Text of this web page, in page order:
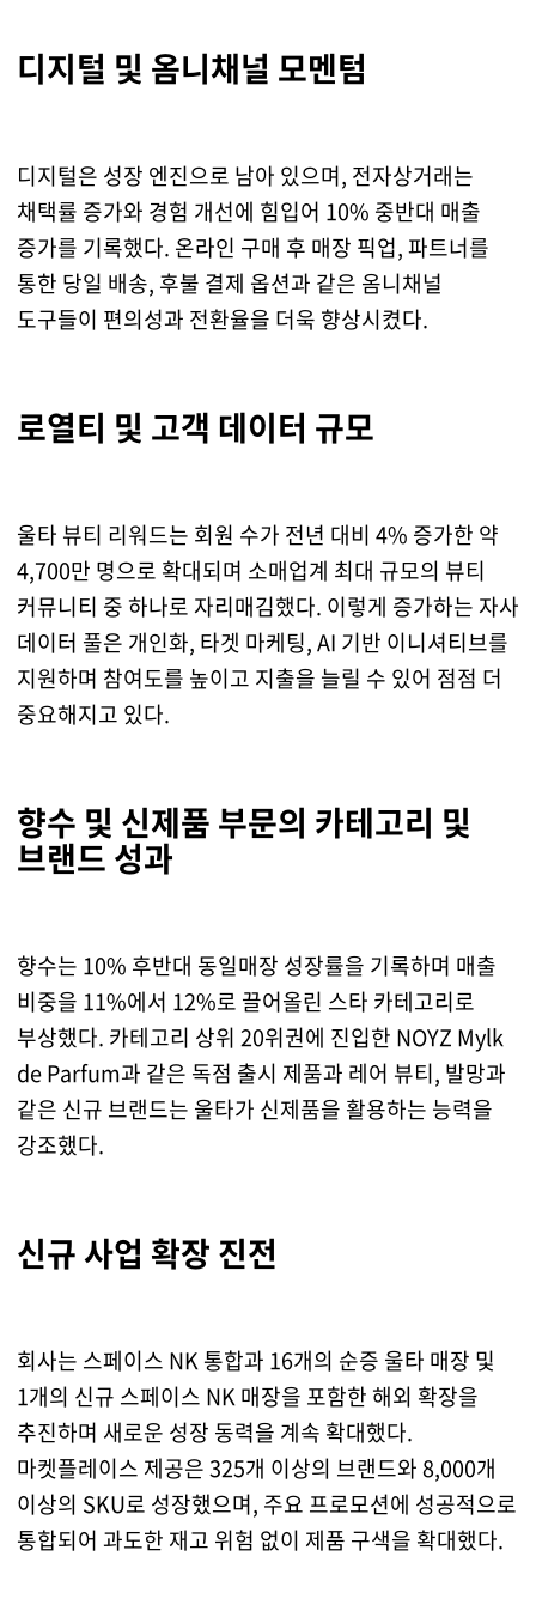
디지털 및 옴니채널 모멘텀
디지털은 성장 엔진으로 남아 있으며, 전자상거래는
채택률 증가와 경험 개선에 힘입어 10% 중반대 매출
증가를 기록했다. 온라인 구매 후 매장 픽업, 파트너를
통한 당일 배송, 후불 결제 옵션과 같은 옴니채널
도구들이 편의성과 전환율을 더욱 향상시켰다.
로열티 및 고객 데이터 규모
울타 뷰티 리워드는 회원 수가 전년 대비 4% 증가한 약
4,700만 명으로 확대되며 소매업계 최대 규모의 뷰티
커뮤니티 중 하나로 자리매김했다. 이렇게 증가하는 자사
데이터 풀은 개인화, 타겟 마케팅, AI 기반 이니셔티브를
지원하며 참여도를 높이고 지출을 늘릴 수 있어 점점 더
중요해지고 있다.
향수 및 신제품 부문의 카테고리 및
브랜드 성과
향수는 10% 후반대 동일매장 성장률을 기록하며 매출
비중을 11%에서 12%로 끌어올린 스타 카테고리로
부상했다. 카테고리 상위 20위권에 진입한 NOYZ Mylk
de Parfum과 같은 독점 출시 제품과 레어 뷰티, 발망과
같은 신규 브랜드는 울타가 신제품을 활용하는 능력을
강조했다.
신규 사업 확장 진전
회사는 스페이스 NK 통합과 16개의 순증 울타 매장 및
1개의 신규 스페이스 NK 매장을 포함한 해외 확장을
추진하며 새로운 성장 동력을 계속 확대했다.
마켓플레이스 제공은 325개 이상의 브랜드와 8,000개
이상의 SKU로 성장했으며, 주요 프로모션에 성공적으로
통합되어 과도한 재고 위험 없이 제품 구색을 확대했다.